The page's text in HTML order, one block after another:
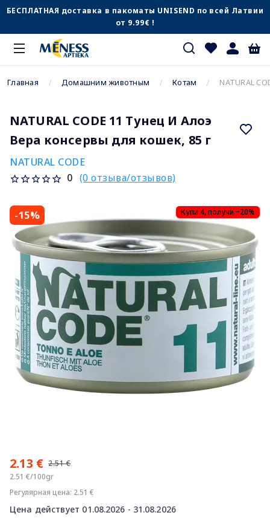
БЕСПЛАТНАЯ доставка в пакоматы UNISEND по всей Латвии
от 9.99€ !
Главная Домашним животным Котам NATURAL
NATURAL CODE 11 Тунец И Алоэ
Вера консервы для кошек, 85 г
NATURAL CODE
0 (0 отзыва/отзывов)
-15% Купи 4, получи −20%
2.13 € 2.51 €
2.51 €/100gr
Регулярная цена: 2.51 €
Цена действует 01.08.2026 - 31.08.2026